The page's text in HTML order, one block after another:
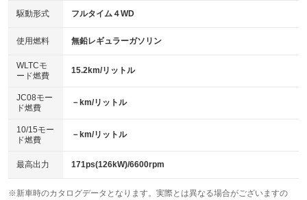
USB入力端子
：装備あり
100V電源
：装備なし
センターデフロック
：装備なし
電動格納ミラー
：装備あり
HID(キセノンライト)
：装備なし
バックカメラ
：装備あり
エアロ
：装備なし
：装備なし
パワーシート
ベンチシート
：装備なし
チップアップシート
：装備なし
：装備なし ：装備あり
駆動形式 フルタイム４WD
使用燃料 無鉛レギュラーガソリン
WLTCモ
ード燃費
15.2km/リットル
JC08モー
ド燃費
－km/リットル
10/15モー
ド燃費
－km/リットル
最高出力 171ps(126kW)/6600rpm
※新車時のカタログデータとなります。実際とは異なる場合がございますの